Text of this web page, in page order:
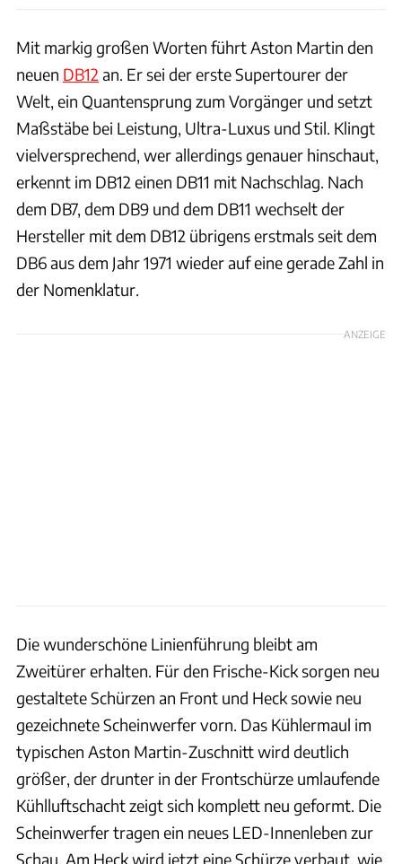
Mit markig großen Worten führt Aston Martin den
neuen DB12 an. Er sei der erste Supertourer der
Welt, ein Quantensprung zum Vorgänger und setzt
Maßstäbe bei Leistung, Ultra-Luxus und Stil. Klingt
vielversprechend, wer allerdings genauer hinschaut,
erkennt im DB12 einen DB11 mit Nachschlag. Nach
dem DB7, dem DB9 und dem DB11 wechselt der
Hersteller mit dem DB12 übrigens erstmals seit dem
DB6 aus dem Jahr 1971 wieder auf eine gerade Zahl in
der Nomenklatur.
ANZEIGE
Die wunderschöne Linienführung bleibt am
Zweitürer erhalten. Für den Frische-Kick sorgen neu
gestaltete Schürzen an Front und Heck sowie neu
gezeichnete Scheinwerfer vorn. Das Kühlermaul im
typischen Aston Martin-Zuschnitt wird deutlich
größer, der drunter in der Frontschürze umlaufende
Kühlluftschacht zeigt sich komplett neu geformt. Die
Scheinwerfer tragen ein neues LED-Innenleben zur
Schau. Am Heck wird jetzt eine Schürze verbaut, wie